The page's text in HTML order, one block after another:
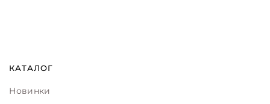
КАТАЛОГ
Новинки